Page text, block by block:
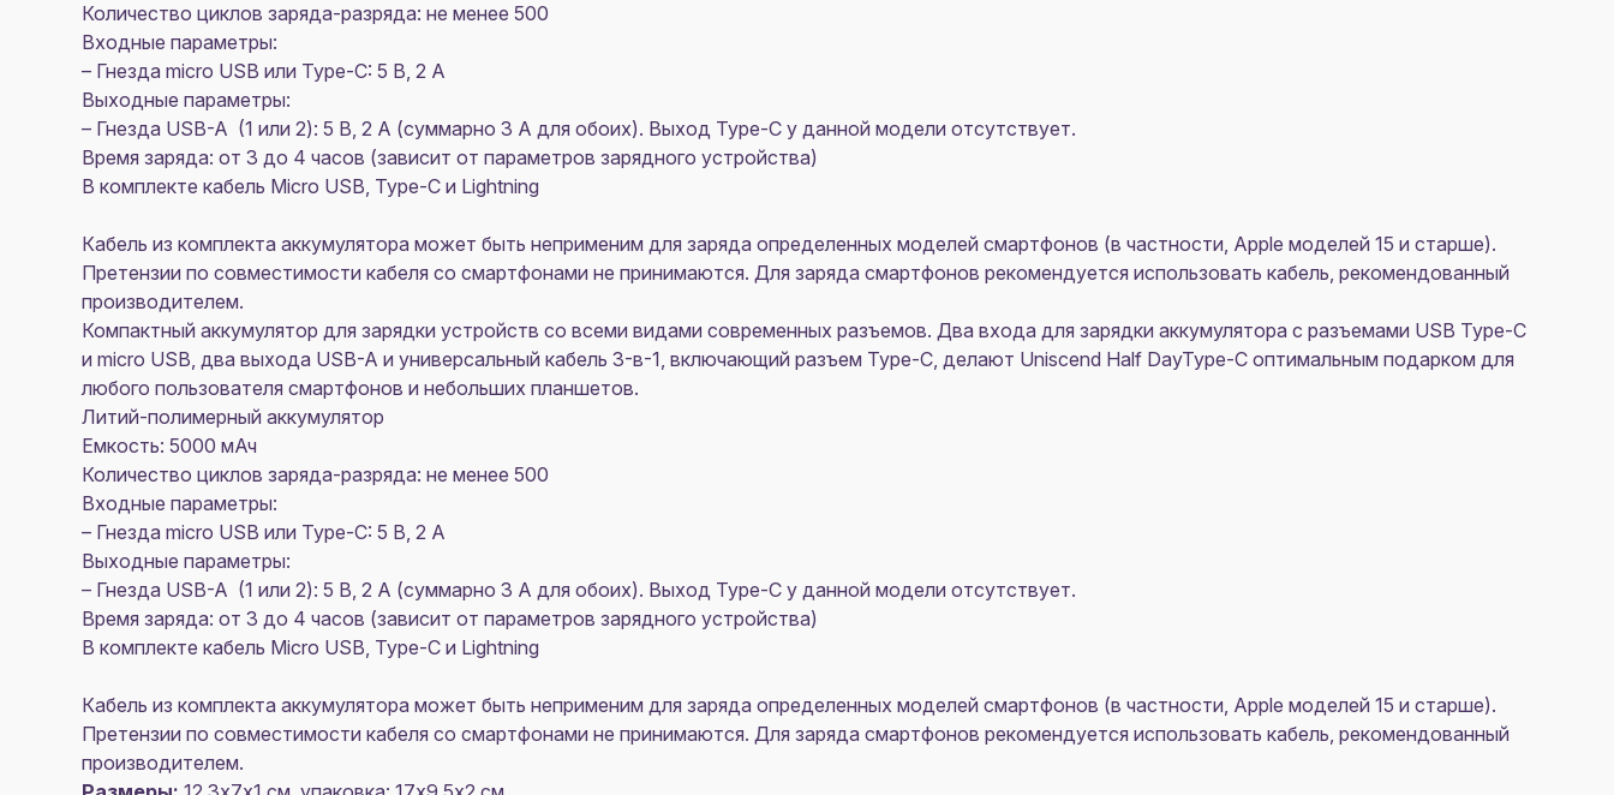
Количество циклов заряда-разряда: не менее 500
Входные параметры:
– Гнезда micro USB или Type-C: 5 В, 2 A
Выходные параметры:
– Гнезда USB-A (1 или 2): 5 B, 2 A (суммарно 3 А для обоих). Выход Type-C у данной модели отсутствует.
Время заряда: от 3 до 4 часов (зависит от параметров зарядного устройства)
В комплекте кабель Micro USB, Type-C и Lightning
Кабель из комплекта аккумулятора может быть неприменим для заряда определенных моделей смартфонов (в частности, Apple моделей 15 и старше).
Претензии по совместимости кабеля со смартфонами не принимаются. Для заряда смартфонов рекомендуется использовать кабель, рекомендованный
производителем.
Компактный аккумулятор для зарядки устройств со всеми видами современных разъемов. Два входа для зарядки аккумулятора с разъемами USB Type-C
и micro USB, два выхода USB-A и универсальный кабель 3-в-1, включающий разъем Type-C, делают Uniscend Half DayType-C оптимальным подарком для
любого пользователя смартфонов и небольших планшетов.
Литий-полимерный аккумулятор
Емкость: 5000 мАч
Количество циклов заряда-разряда: не менее 500
Входные параметры:
– Гнезда micro USB или Type-C: 5 В, 2 A
Выходные параметры:
– Гнезда USB-A (1 или 2): 5 B, 2 A (суммарно 3 А для обоих). Выход Type-C у данной модели отсутствует.
Время заряда: от 3 до 4 часов (зависит от параметров зарядного устройства)
В комплекте кабель Micro USB, Type-C и Lightning
Кабель из комплекта аккумулятора может быть неприменим для заряда определенных моделей смартфонов (в частности, Apple моделей 15 и старше).
Претензии по совместимости кабеля со смартфонами не принимаются. Для заряда смартфонов рекомендуется использовать кабель, рекомендованный
производителем.